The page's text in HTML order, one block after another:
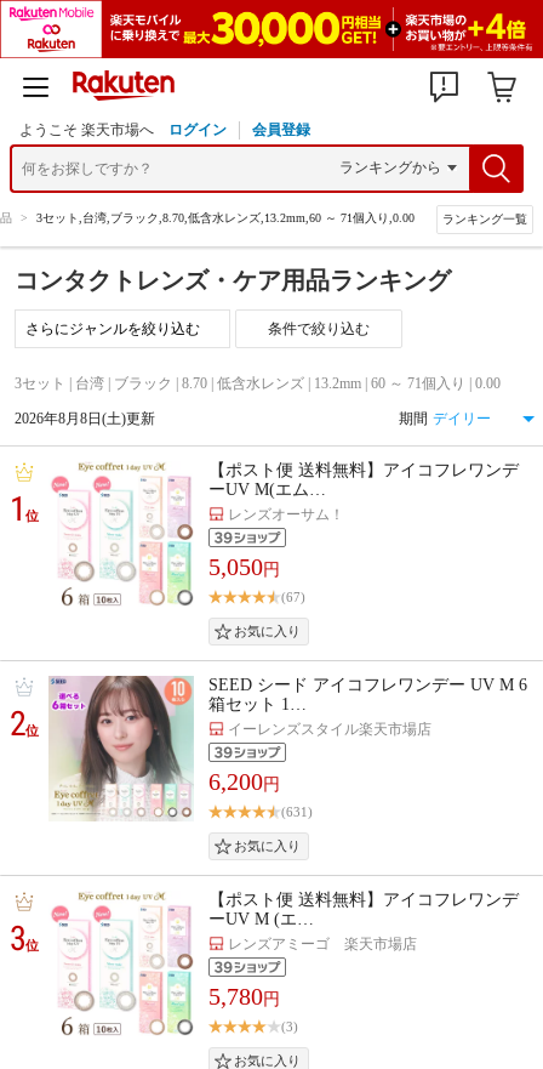
ようこそ 楽天市場へ ログイン 会員登録
> 3セット,台湾,ブラック,8.70,低含水レンズ,13.2mm,60 ～ 71個入り,0.00 ランキング一覧
コンタクトレンズ・ケア用品ランキング
条件で絞り込む
3セット | 台湾 | ブラック | 8.70 | 低含水レンズ | 13.2mm | 60 ～ 71個入り | 0.00
2026年8月8日(土)更新 期間
1位
【ポスト便 送料無料】アイコフレワンデ
ーUV M(エム…
レンズオーサム！
5,050円
(67)
2位
SEED シード アイコフレワンデー UV M 6
箱セット 1…
イーレンズスタイル楽天市場店
6,200円
(631)
3位
【ポスト便 送料無料】アイコフレワンデ
ーUV M (エ…
レンズアミーゴ 楽天市場店
5,780円
(3)